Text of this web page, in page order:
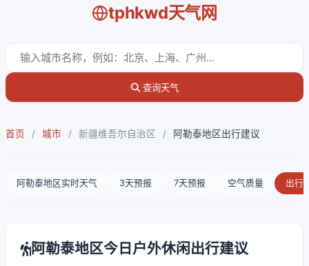
tphkwd天气网
查询天气
首页 / 城市 / 新疆维吾尔自治区 / 阿勒泰地区出行建议
阿勒泰地区实时天气 3天预报 7天预报 空气质量 出行
阿勒泰地区今日户外休闲出行建议